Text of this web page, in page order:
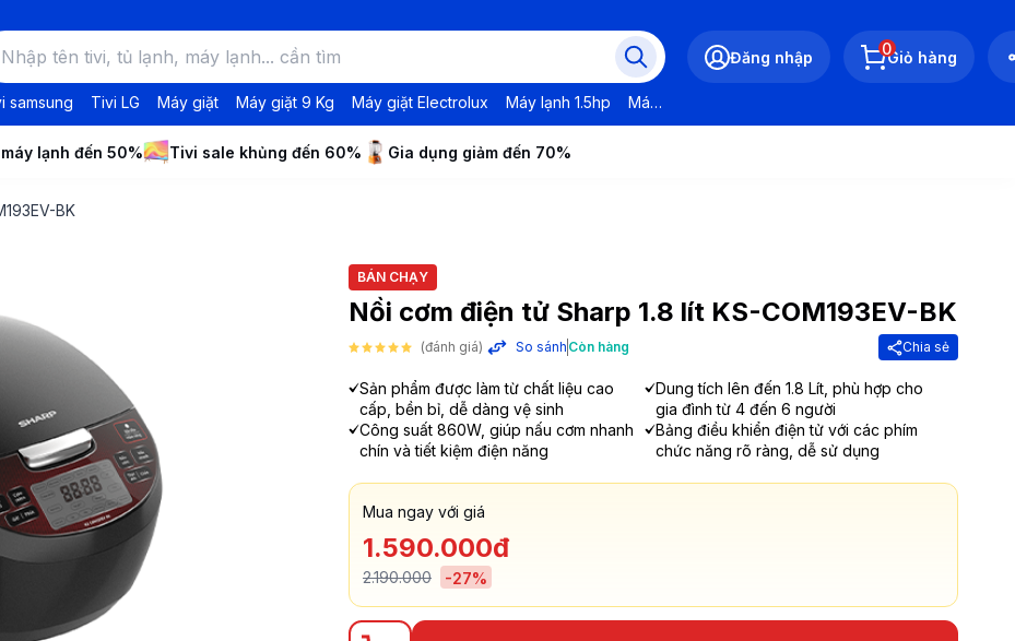
samsung Tivi LG Máy giặt Máy giặt 9 Kg Máy giặt Electrolux Máy lạnh 1.5hp Máy lạnh LG
Đăng nhập 0Giỏ hàng
lạnh đến 50% Tivi sale khủng đến 60% Gia dụng giảm đến 70%
BK
BÁN CHẠY
Nồi cơm điện tử Sharp 1.8 lít KS-COM193EV-BK
(đánh giá) So sánh Còn hàng Chia sẻ
Sản phẩm được làm từ chất liệu cao
cấp, bền bỉ, dễ dàng vệ sinh
Dung tích lên đến 1.8 Lít, phù hợp cho
gia đình từ 4 đến 6 người
Công suất 860W, giúp nấu cơm nhanh
chín và tiết kiệm điện năng
Bảng điều khiển điện tử với các phím
chức năng rõ ràng, dễ sử dụng
Mua ngay với giá
1.590.000đ
2.190.000 -27%